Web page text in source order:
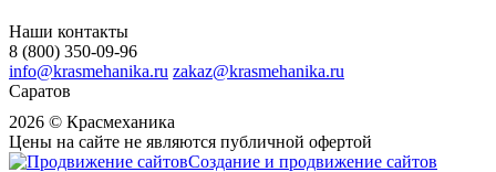
Наши контакты
8 (800) 350-09-96
info@krasmehanika.ru zakaz@krasmehanika.ru
Саратов
2026 © Красмеханика
Цены на сайте не являются публичной офертой
Создание и продвижение сайтов